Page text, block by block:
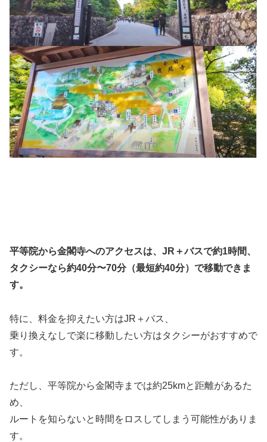
平等院から金閣寺へのアクセスは、JR＋バスで約1時間、
タクシーなら約40分〜70分（最短約40分）で移動できま
す。
特に、料金を抑えたい方はJR＋バス、
乗り換えなしで楽に移動したい方はタクシーがおすすめで
す。
ただし、平等院から金閣寺までは約25kmと距離があるた
め、
ルートを知らないと時間をロスしてしまう可能性がありま
す。